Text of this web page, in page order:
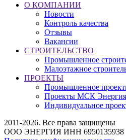
О КОМПАНИИ
Новости
Контроль качества
Отзывы
Вакансии
СТРОИТЕЛЬСТВО
Промышленное
Малоэтажное
ПРОЕКТЫ
Промышленное
Проекты МСК Энергия
Индивидуальное
2011-2026. Все права защищены
ООО ЭНЕРГИЯ ИНН 6950135938